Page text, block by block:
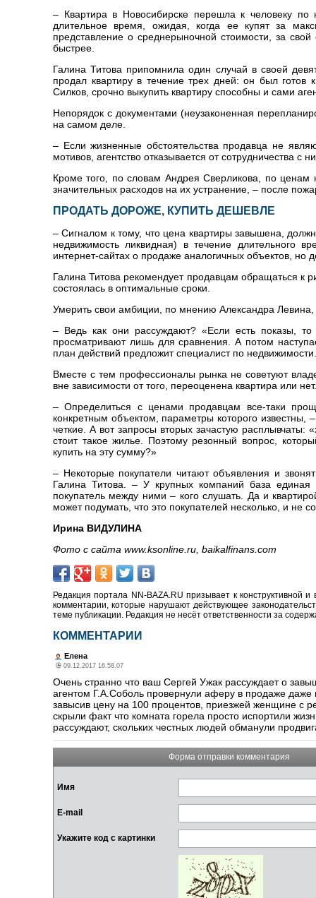
– Квартира в Новосибирске перешла к человеку
длительное время, ожидая, когда ее купят за
представление о среднерыночной стоимости, за
быстрее.
Галина Титова припомнила один случай в своей
продал квартиру в течение трех дней: он был
Силков, срочно выкупить квартиру способны и сами
Непорядок с документами (неузаконенная
на самом деле.
– Если жизненные обстоятельства продавца не
мотивов, агентство отказывается от сотрудничества с
Кроме того, по словам Андрея Сверликова, по
значительных расходов на их устранение, – после
ПРОДАТЬ ДОРОЖЕ, КУПИТЬ ДЕШЕВЛЕ
– Сигналом к тому, что цена квартиры завышена,
недвижимость ликвидная) в течение длительного
интернет-сайтах о продаже аналогичных объектов,
Галина Титова рекомендует продавцам обращаться к
состоялась в оптимальные сроки.
Умерить свои амбиции, по мнению Александра Левина,
– Ведь как они рассуждают? «Если есть показы,
просматривают лишь для сравнения. А потом
план действий предложит специалист по недвижимости.
Вместе с тем профессионалы рынка не советуют
вне зависимости от того, переоценена квартира или нет.
– Определиться с ценами продавцам все-таки
конкретным объектом, параметры которого известны,
четкие. А вот запросы вторых зачастую расплывчаты:
стоит такое жилье. Поэтому резонный вопрос,
купить на эту сумму?»
– Некоторые покупатели читают объявления и
Галина Титова. – У крупных компаний база
покупатель между ними – кого слушать. Да и
может подумать, что это покупателей несколько, и не
Ирина ВИДУЛИНА
Фото с сайта www.ksonline.ru, baikalfinans.com
Редакция портала NN-BAZA.RU призывает к конструктивной
комментарии, которые нарушают действующее
теме публикации. Редакция не несёт ответственности за
КОММЕНТАРИИ
Елена
09.12.2017 16.58.07
Очень странно что ваш Сергей Ужак рассуждает о
агентом Г.А.Соболь провернули аферу в продаже даже
завысив цену на 100 процентов, приезжей женщине с
скрыли факт что комната горела просто испортили
рассуждают, скольких честных людей обманули
Форма отправки комментария
Имя
E-mail
Укажите код с картинки